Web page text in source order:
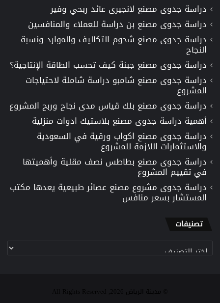
دراسة جدوى مصنع لانجيرى عائد ربحي وفير
دراسة جدوى مصنع بن دراسة للعملاء والمنافسين
دراسة جدوى مصنع شحوم التكاليف والموارد ونسبة
النجاح
دراسة جدوى مصنع جبنة كيف تحسب الطاقة الإنتاجية؟
دراسة جدوى مصنع شامبو دراسة شاملة لاحتياجات
المشروع
دراسة جدوى مصنع بلك قياس مدى نجاح وربح المشروع
أهمية دراسة جدوى مصنع بلاستيك ادوات منزلية
دراسة جدوى مصنع اكواب ورقية في السعودية
والاستثمارات اللازمة للمشروع
دراسة جدوى مصنع بطاطس نصف مقلية وأهميتها
في تقييم المشروع
دراسة جدوى مشروع مصنع عصائر طبيعية يعدها مكتب
المستشار بسعر منافس
تصنيفات
تصنيفات
© مدينة الرياض 2026, All Rights Reserved